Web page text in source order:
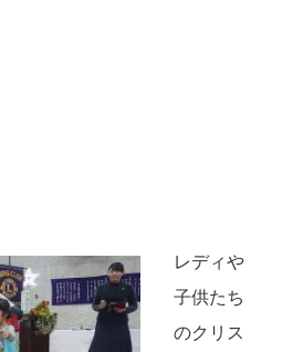
レディや
子供たち
のクリス